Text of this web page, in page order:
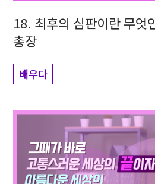
18. 최후의 심판이란 무엇
총장
배우다